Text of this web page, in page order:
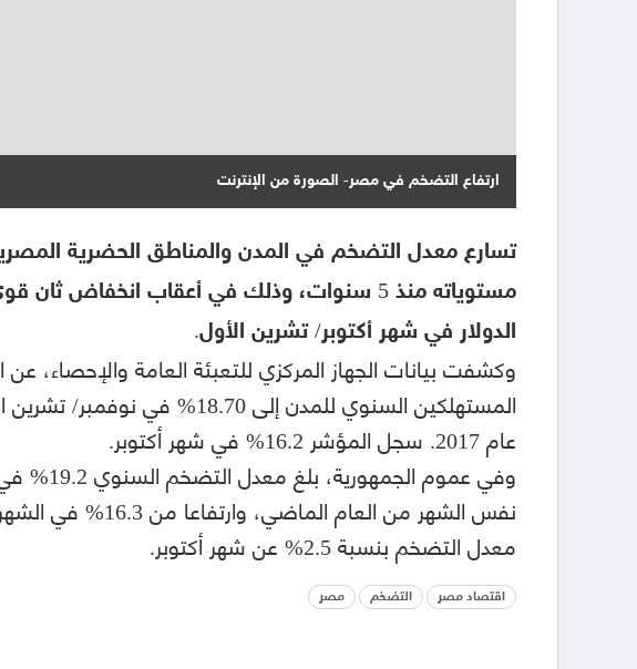
ارتفاع التضخم في مصر- الصورة من الإنترنت
تسارع معدل التضخم في المدن والمناطق الحضرية
مستوياته منذ 5 سنوات، وذلك في أعقاب انخفاض
الدولار في شهر أكتوبر/ تشرين الأول.
وكشفت بيانات الجهاز المركزي للتعبئة العامة والإحصاء،
المستهلكين السنوي للمدن إلى
عام 2017. سجل المؤشر 16.2% في شهر أكتوبر.
نفس الشهر من العام
معدل التضخم بنسبة 2.5% عن شهر أكتوبر.
اقتصاد مصر التضخم مصر